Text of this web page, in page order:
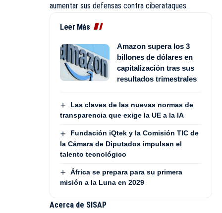
aumentar sus defensas contra ciberataques.
Leer Más
Amazon supera los 3
billones de dólares en
capitalización tras sus
resultados trimestrales
Las claves de las nuevas normas de
transparencia que exige la UE a la IA
Fundación iQtek y la Comisión TIC de
la Cámara de Diputados impulsan el
talento tecnológico
África se prepara para su primera
misión a la Luna en 2029
Acerca de SISAP